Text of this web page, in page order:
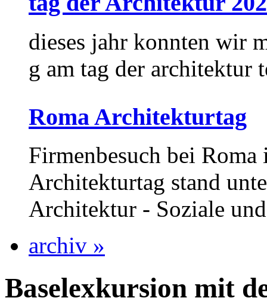
dieses jahr konnten wir
g am tag der architektur
Roma Architekturtag
Firmenbesuch bei
Architekturtag stand
Architektur - Soziale
archiv »
Baselexkursion mit